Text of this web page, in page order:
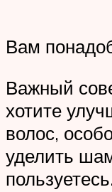
Вам
Важный
хотите
волос,
уделить